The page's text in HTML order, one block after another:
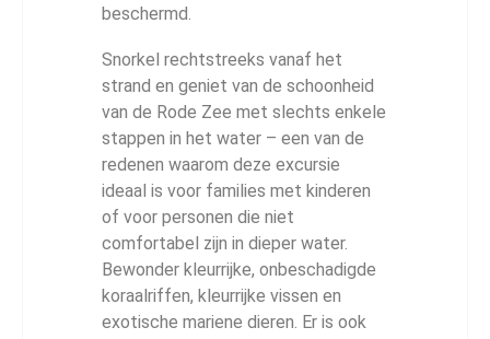
beschermd.
Snorkel rechtstreeks vanaf het
strand en geniet van de schoonheid
van de Rode Zee met slechts enkele
stappen in het water – een van de
redenen waarom deze excursie
ideaal is voor families met kinderen
of voor personen die niet
comfortabel zijn in dieper water.
Bewonder kleurrijke, onbeschadigde
koraalriffen, kleurrijke vissen en
exotische mariene dieren. Er is ook